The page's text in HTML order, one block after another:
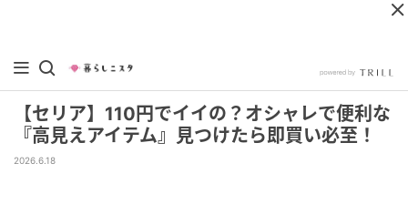
【セリア】110円でイイの？オシャレで便利な
『高見えアイテム』見つけたら即買い必至！
2026.6.18